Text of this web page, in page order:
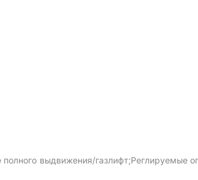
выдвижения/газлифт;Реглируемые